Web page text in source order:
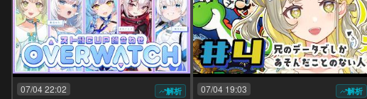
07/04 22:02 解析 07/04 19:03 解析